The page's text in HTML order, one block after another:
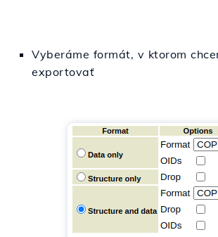
Vyberáme formát, v ktorom
exportovať